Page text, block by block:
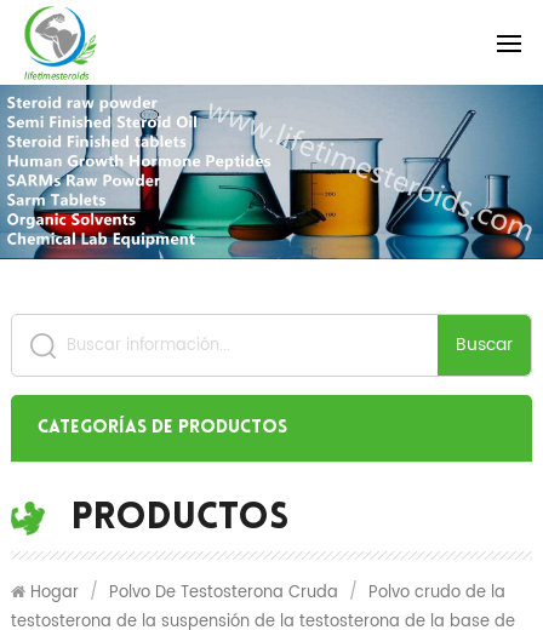
Buscar
Categorías de productos
Productos
Hogar / Polvo De Testosterona Cruda / Polvo crudo de la
testosterona de la suspensión de la testosterona de la base de